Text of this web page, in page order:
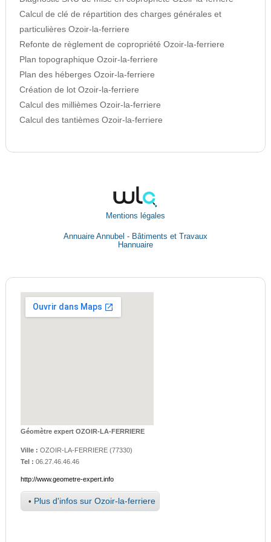
Calcul de clé de répartition des charges générales et
particulières Ozoir-la-ferriere
Refonte de règlement de copropriété Ozoir-la-ferriere
Plan topographique Ozoir-la-ferriere
Plan des héberges Ozoir-la-ferriere
Création de lot Ozoir-la-ferriere
Calcul des millièmes Ozoir-la-ferriere
Calcul des tantièmes Ozoir-la-ferriere
Mentions légales
Annuaire Annubel - Bâtiments et Travaux
Hannuaire
Géomètre expert OZOIR-LA-FERRIERE
Ville : OZOIR-LA-FERRIERE(77330)
Tel : 06.27.46.46.46
http://www.geometre-expert.info
• Plus d'infos sur Ozoir-la-ferriere